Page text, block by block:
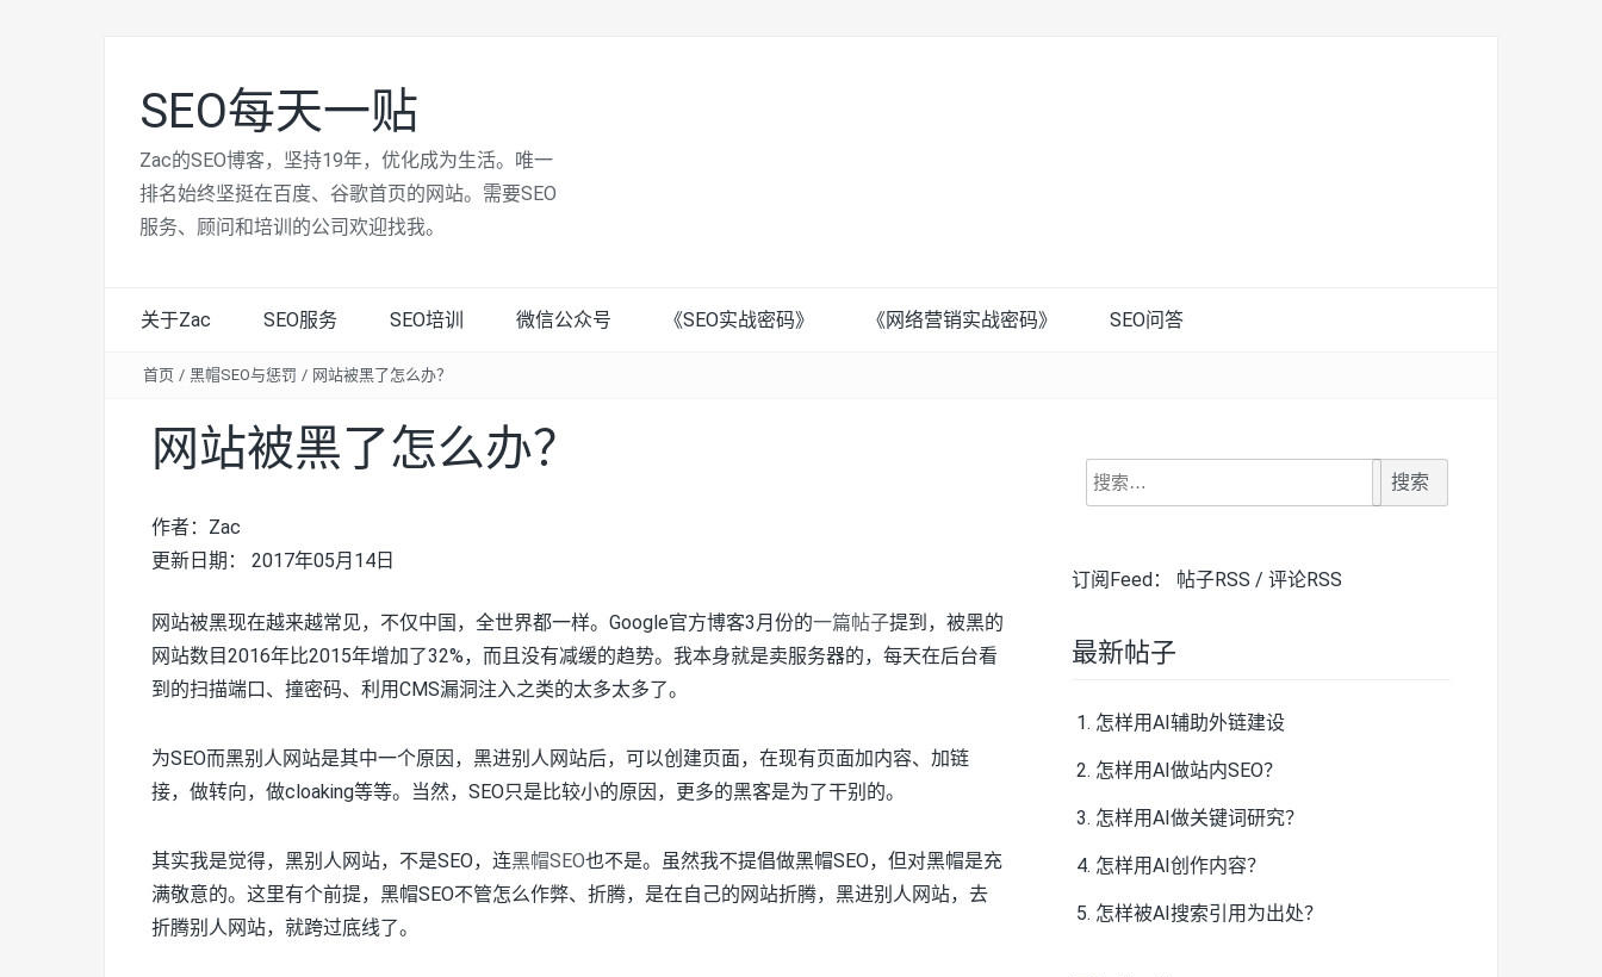
SEO每天一贴
Zac的SEO博客，坚持19年，优化成为生活。唯一
排名始终坚挺在百度、谷歌首页的网站。需要SEO
服务、顾问和培训的公司欢迎找我。
关于Zac SEO服务 SEO培训 微信公众号 《SEO实战密码》 《网络营销实战密码》 SEO问答
首页 / 黑帽SEO与惩罚 / 网站被黑了怎么办？
网站被黑了怎么办？
作者：Zac
更新日期： 2017年05月14日
网站被黑现在越来越常见，不仅中国，全世界都一样。Google官方博客3月份的一篇帖子提到，被黑的
网站数目2016年比2015年增加了32%，而且没有减缓的趋势。我本身就是卖服务器的，每天在后台看
到的扫描端口、撞密码、利用CMS漏洞注入之类的太多太多了。
为SEO而黑别人网站是其中一个原因，黑进别人网站后，可以创建页面，在现有页面加内容、加链
接，做转向，做cloaking等等。当然，SEO只是比较小的原因，更多的黑客是为了干别的。
其实我是觉得，黑别人网站，不是SEO，连黑帽SEO也不是。虽然我不提倡做黑帽SEO，但对黑帽是充
满敬意的。这里有个前提，黑帽SEO不管怎么作弊、折腾，是在自己的网站折腾，黑进别人网站，去
折腾别人网站，就跨过底线了。
搜
索：
订阅Feed： 帖子RSS / 评论RSS
最新帖子
怎样用AI辅助外链建设
怎样用AI做站内SEO？
怎样用AI做关键词研究？
怎样用AI创作内容？
怎样被AI搜索引用为出处？